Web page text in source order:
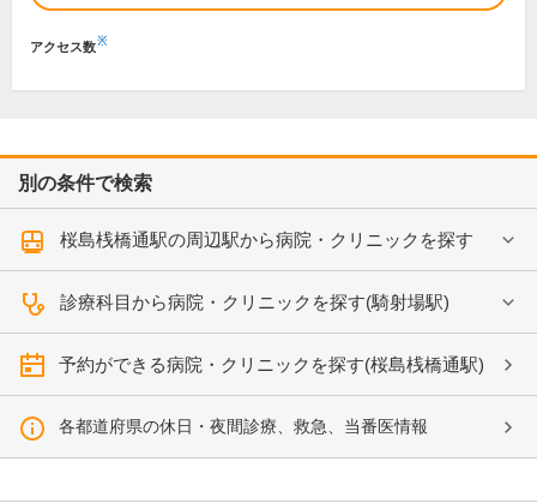
アクセス数※
別の条件で検索
桜島桟橋通駅の周辺駅から病院・クリニックを探す
診療科目から病院・クリニックを探す(騎射場駅)
予約ができる病院・クリニックを探す(桜島桟橋通駅)
各都道府県の休日・夜間診療、救急、当番医情報